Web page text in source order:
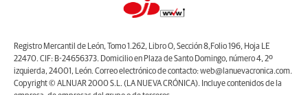
Registro Mercantil de León, Tomo 1.262, Libro O, Sección 8,Folio 196, Hoja LE
22470. CIF: B-24656373. Domicilio en Plaza de Santo Domingo, número 4, 2º
izquierda, 24001, León. Correo electrónico de contacto: web@lanuevacronica.com.
Copyright © ALNUAR 2000 S.L. (LA NUEVA CRÓNICA). Incluye contenidos de la